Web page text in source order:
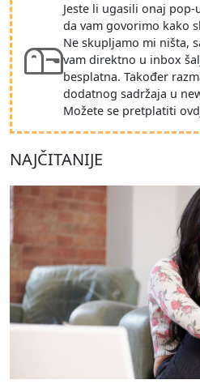
Jeste li ugasili onaj
da vam govorimo kako
Ne skupljamo mi ništa,
vam direktno u inbox
besplatna. Također
dodatnog sadržaja u
Možete se pretplatiti
NAJČITANIJE